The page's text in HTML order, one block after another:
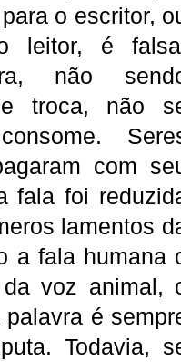
o escritor,
leitor, é
não
troca, não
com
fala foi
lamentos
a fala humana
voz animal,
é
Todavia,